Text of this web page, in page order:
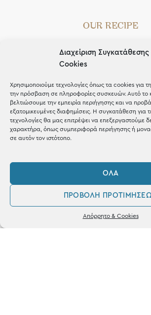
Διαχείριση Συγκατάθεσης
Cookies
Χρησιμοποιούμε τεχνολογίες όπως τα cookies για
την πρόσβαση σε πληροφορίες συσκευών. Αυτό το
βελτιώσουμε την εμπειρία περιήγησης και να
εξατομικευμένες διαφημίσεις. Η συγκατάθεση για
τεχνολογίες θα μας επιτρέψει να επεξεργαστούμε
χαρακτήρα, όπως συμπεριφορά περιήγησης ή
σε αυτόν τον ιστότοπο.
ΌΛΑ
ΠΡΟΒΟΛΉ
Απόρρητο & Cookies
OUR RECIPE
Blog
Shop the look
ΚΑΤΑΣΤΗΜΑ
Σταθά 17, 38221
2421 217300
Δευ / Τετ / Σαβ: 09:00 -